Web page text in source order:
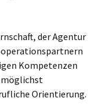
der Agentur
Kompetenzen
Orientierung.